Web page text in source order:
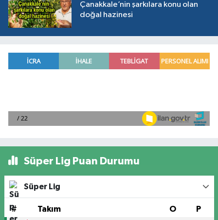
Çanakkale’nin şarkılara konu olan
doğal hazinesi
Süper Lig Puan Durumu
Süper Lig
# Takım O P